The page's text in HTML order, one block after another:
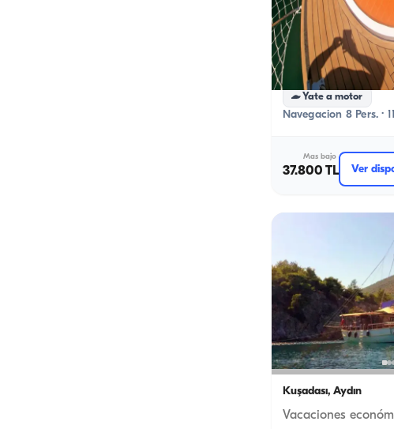
Paseo al Atardecer
Despedida de
+5 paquetes mas
Yate a motor
Navegacion 8 Pers. ·
Mas bajo
37.800 TL Ver
Kuşadası, Aydın